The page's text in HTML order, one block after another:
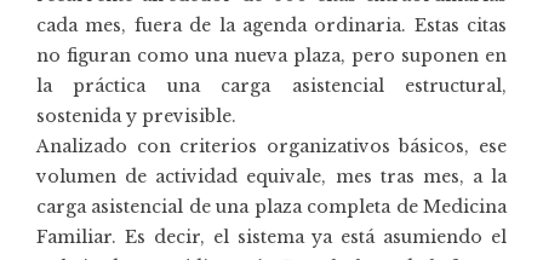
cada mes, fuera de la agenda ordinaria. Estas citas
no figuran como una nueva plaza, pero suponen en
la práctica una carga asistencial estructural,
sostenida y previsible.
Analizado con criterios organizativos básicos, ese
volumen de actividad equivale, mes tras mes, a la
carga asistencial de una plaza completa de Medicina
Familiar. Es decir, el sistema ya está asumiendo el